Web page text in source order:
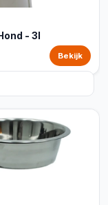
- 3l
Bekijk